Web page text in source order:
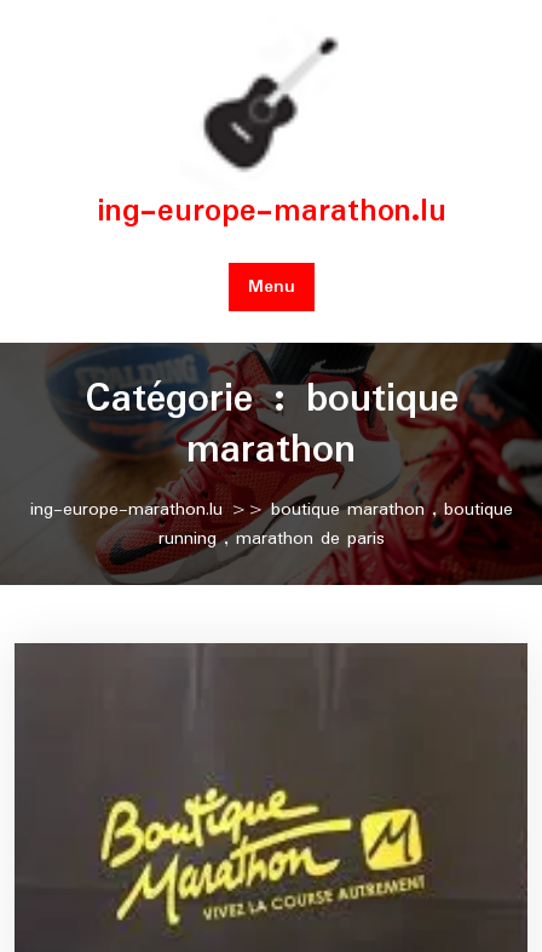
ing-europe-marathon.lu
Menu
Catégorie :boutique
marathon
ing-europe-marathon.lu>>boutique marathon,boutique
running,marathon de paris